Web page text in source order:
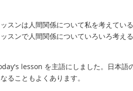
スンは人間関係について私を考えている
スンで人間関係についていろいろ考える
lesson を主語にしました。日本語
ることもよくあります。